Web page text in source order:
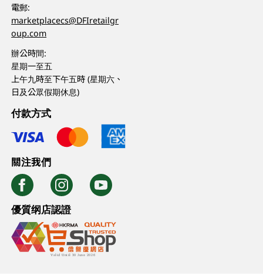
電郵:
marketplacecs@DFIretailgr
oup.com
辦公時間:
星期一至五
上午九時至下午五時 (星期六、
日及公眾假期休息)
付款方式
關注我們
優質纲店認證